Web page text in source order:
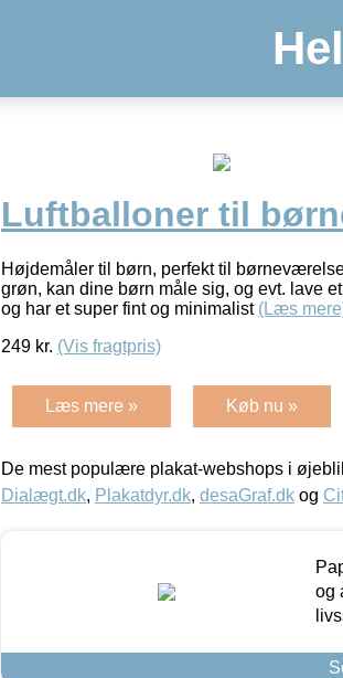
Luftballoner til
Højdemåler til børn, perfekt til
grøn, kan dine børn måle sig, og evt. lave
og har et super fint og minimalist (Læs
249 kr. (Vis fragtpris)
Læs mere » Køb nu »
De mest populære plakat-webshops i
Dialægt.dk, Plakatdyr.dk, desaGraf.dk og
og